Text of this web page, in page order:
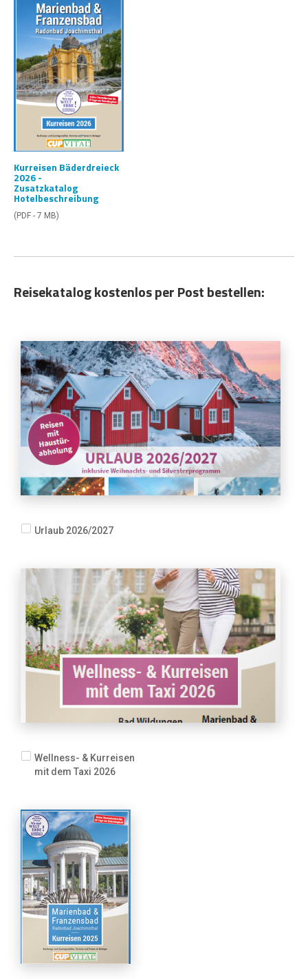
Kurreisen Bäderdreieck
2026 -
Zusatzkatalog
Hotelbeschreibung
(PDF - 7 MB)
Reisekatalog kostenlos per Post bestellen:
Urlaub 2026/2027
Wellness- & Kurreisen
mit dem Taxi 2026